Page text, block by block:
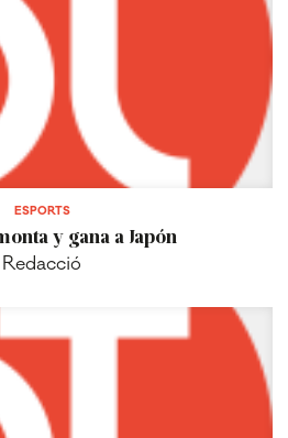
ESPORTS
y gana a Japón
Redacció